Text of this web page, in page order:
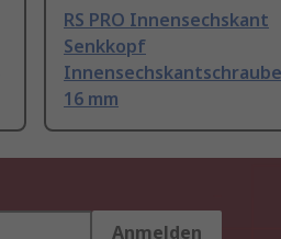
RS PRO Innensechskant
Senkkopf
16 mm
Anmelden